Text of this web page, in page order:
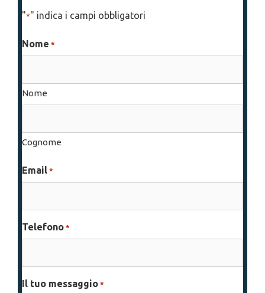
"*" indica i campi obbligatori
Nome *
Nome
Cognome
Email *
Telefono *
Il tuo messaggio *